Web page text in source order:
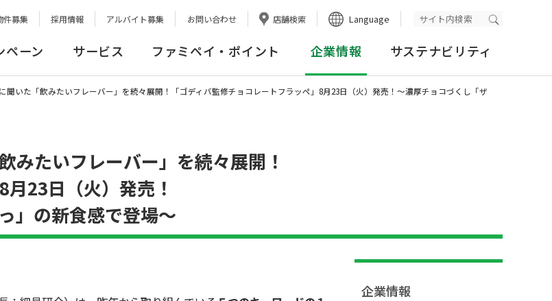
件募集 採用情報 アルバイト募集 お問い合わせ 店舗検索 Language 検索実行
ペーン サービス ファミペイ・ポイント 企業情報 サステナビリティ
聞いた「飲みたいフレーバー」を続々展開！「ゴディバ監修チョコレートフラッペ」8月23日（火）発売！～濃厚チョコづくし「ザ
みたいフレーバー」を続々展開！
月23日（火）発売！
」の新食感で登場～
企業情報